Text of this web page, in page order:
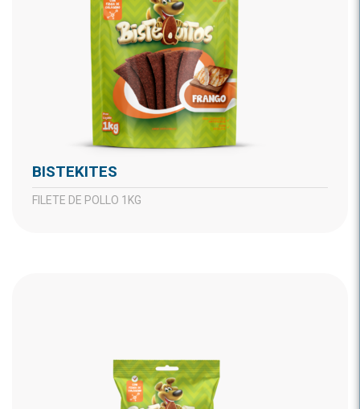
BISTEKITES
FILETE DE POLLO 1KG